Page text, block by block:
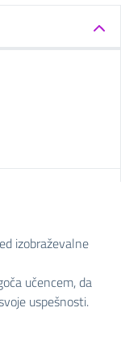
izobraževalne
učencem, da
uspešnosti.